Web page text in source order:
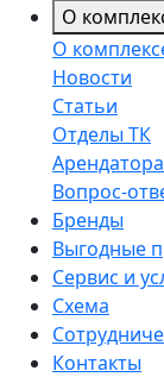
О
О
Новости
Статьи
Отделы ТК
Вопрос-
Бренды
Выгодные
Сервис и
Схема
Контакты